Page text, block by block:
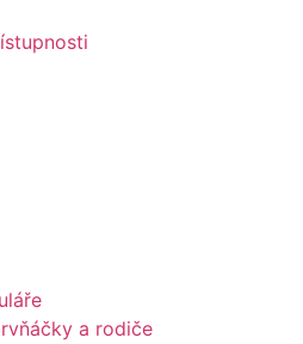
a rodiče